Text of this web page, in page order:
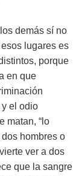
demás sí no
lugares es
porque
en que
el odio
matan, “lo
hombres o
ver a dos
que la sangre